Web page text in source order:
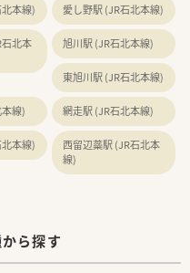
手調剤薬局です。
高く、地域の人々の暮らしや
局展開を行っています。
退職することなく店舗異動のご
心感があります。
本線) 愛し野駅 (JR石北本線)
北本
旭川駅 (JR石北本線)
東旭川駅 (JR石北本線)
線) 網走駅 (JR石北本線)
本線)
西留辺蘂駅 (JR石北本
線)
ら探す